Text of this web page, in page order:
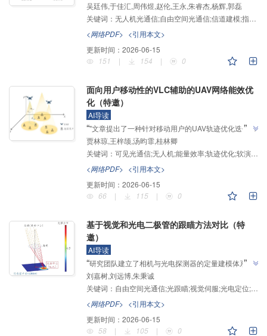
成为空天地海一体化通信体系里关键的研究方向，介绍
了其在无人机光通信领域的研究进展，研究人员梳理了
信道建模与指向捕获跟踪技术的发展现状，为应急通信
与远距离回传等应用场景的工程建设奠定了基础。
吴廷伟,于佳汇,周伟煜,赵伦,王永,朱睿杰,杨辉,郭磊
关键词： 无人机光通信;自由空间光通信;信道建模;指向-捕获-跟踪
<网络PDF> <引用本文>
更新时间： 2026-06-15
151
| 154 | 0
面向用户移动性的VLC辅助的UAV网络能效优
化（特邀）
AI导读
“"文章提出了一种针对移动用户的UAV轨迹优化迭代算
法"，介绍了其在可见光通信辅助无人机网络能效提升
领域的研究进展，研究团队建立了UAV动态位置调整与
能耗联合优化体系，为解决无人机有限机载能量分配问
题提供解决方案。”
”
贾林琼,王梓颉,汤昀霏,桂林卿
关键词： 可见光通信;无人机;能量效率;轨迹优化;软演员-评论家算法
<网络PDF> <引用本文>
更新时间： 2026-06-15
66
| 115 | 0
基于视觉和光电二极管的跟瞄方法对比（特
邀）
AI导读
“研究团队建立了相机与光电探测器的定量建模体系，
探索了高动态场景下两类传感器的跟瞄特性差异，"从
理论和实验两方面证实了相机跟瞄系统与PD跟瞄系统
的互补特性，说明了视觉粗捕获与光电精跟踪在实际工
程中的必要性"，为构建高鲁棒性的空地光链路提供了
理论基础和实验数据。
”
刘嘉树,刘远博,朱秉诚
关键词： 自由空间光通信;光跟瞄;视觉伺服;光电定位;比例-积分-微分控制
<网络PDF> <引用本文>
更新时间： 2026-06-15
58
| 105 | 0